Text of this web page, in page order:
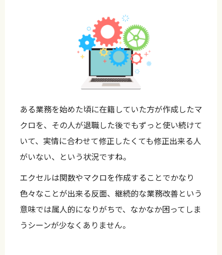
ある業務を始めた頃に在籍していた方が作成したマ
クロを、その人が退職した後でもずっと使い続けて
いて、実情に合わせて修正したくても修正出来る人
がいない、という状況ですね。
エクセルは関数やマクロを作成することでかなり
色々なことが出来る反面、継続的な業務改善という
意味では属人的になりがちで、なかなか困ってしま
うシーンが少なくありません。